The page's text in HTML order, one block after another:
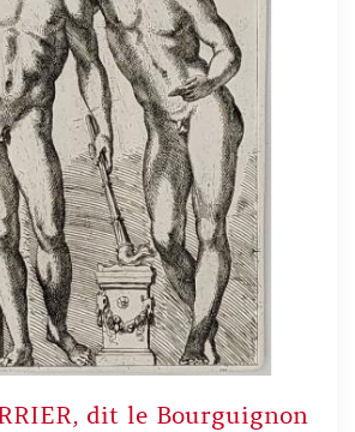
dit le Bourguignon